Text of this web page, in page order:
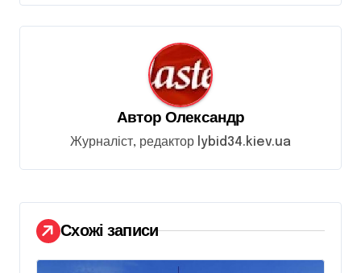
ц
с
і
в
Автор Олександр
Журналіст, редактор lybid34.kiev.ua
Схожі записи